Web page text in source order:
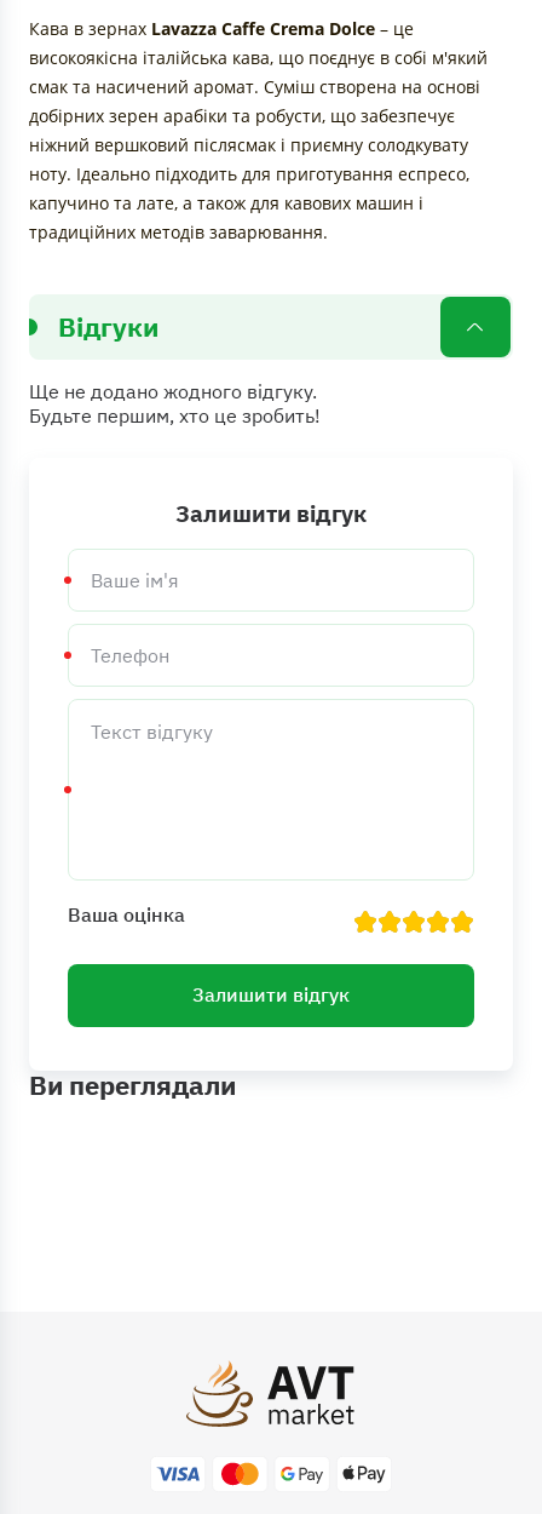
Кава в зернах Lavazza Caffe Crema Dolce – це
високоякісна італійська кава, що поєднує в собі м'який
смак та насичений аромат. Суміш створена на основі
добірних зерен арабіки та робусти, що забезпечує
ніжний вершковий післясмак і приємну солодкувату
ноту. Ідеально підходить для приготування еспресо,
капучино та лате, а також для кавових машин і
традиційних методів заварювання.
Відгуки
Ще не додано жодного відгуку.
Будьте першим, хто це зробить!
Залишити відгук
Ваше
ім'я
Телефон
Текст
відгуку
Ваша оцінка
Залишити відгук
Ви переглядали